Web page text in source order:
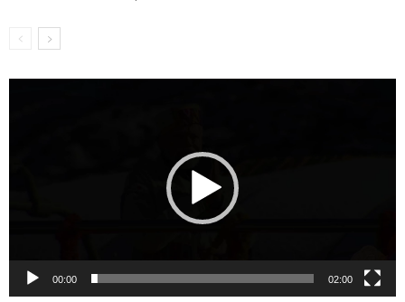
00:00 02:00